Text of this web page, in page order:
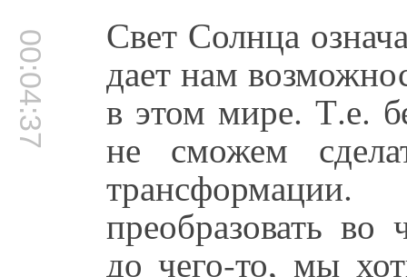
00:04:37 Свет Солнца
дает нам
в этом мире. Т.е.
не сможем
преобразовать
до чего-то, мы